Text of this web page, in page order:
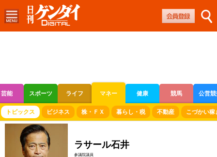
芸能 スポーツ ライフ マネー 健康 競馬 公営
ボートレース 競輪 オートレース
トピックス ビジネス 株・ＦＸ 暮らし・税 不動産 こづかい稼
ラサール石井
参議院議員